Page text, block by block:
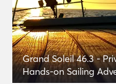
Grand Soleil 46.3 -
Hands-on Sailing